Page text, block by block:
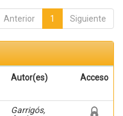
Anterior 1 Siguiente
Autor(es) Acceso
Garrigós,